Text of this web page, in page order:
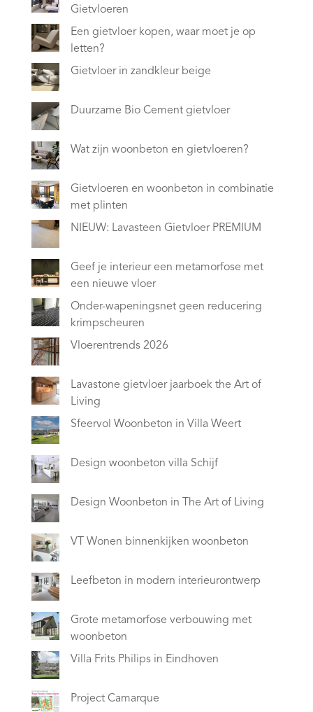
Gietvloeren
Een gietvloer kopen, waar moet je op
letten?
Gietvloer in zandkleur beige
Duurzame Bio Cement gietvloer
Wat zijn woonbeton en gietvloeren?
Gietvloeren en woonbeton in combinatie
met plinten
NIEUW: Lavasteen Gietvloer PREMIUM
Geef je interieur een metamorfose met
een nieuwe vloer
Onder-wapeningsnet geen reducering
krimpscheuren
Vloerentrends 2026
Lavastone gietvloer jaarboek the Art of
Living
Sfeervol Woonbeton in Villa Weert
Design woonbeton villa Schijf
Design Woonbeton in The Art of Living
VT Wonen binnenkijken woonbeton
Leefbeton in modern interieurontwerp
Grote metamorfose verbouwing met
woonbeton
Villa Frits Philips in Eindhoven
Project Camarque